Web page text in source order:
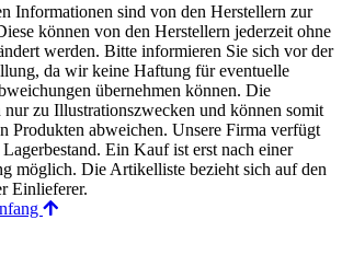
Informationen sind von den Herstellern zur
können von den Herstellern jederzeit ohne
werden. Bitte informieren Sie sich vor der
da wir keine Haftung für eventuelle
übernehmen können. Die
zu Illustrationszwecken und können somit
Produkten abweichen. Unsere Firma verfügt
Ein Kauf ist erst nach einer
möglich. Die Artikelliste bezieht sich auf den
Einlieferer.